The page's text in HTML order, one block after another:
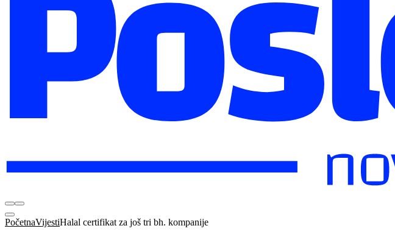
PočetnaVijestiHalal certifikat za još tri bh. kompanije